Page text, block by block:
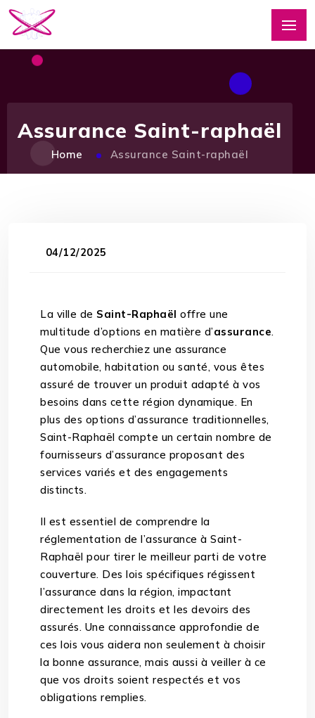
Assurance Saint-raphaël
Home Assurance Saint-raphaël
04/12/2025
La ville de Saint-Raphaël offre une
multitude d’options en matière d’assurance.
Que vous recherchiez une assurance
automobile, habitation ou santé, vous êtes
assuré de trouver un produit adapté à vos
besoins dans cette région dynamique. En
plus des options d’assurance traditionnelles,
Saint-Raphaël compte un certain nombre de
fournisseurs d’assurance proposant des
services variés et des engagements
distincts.
Il est essentiel de comprendre la
réglementation de l’assurance à Saint-
Raphaël pour tirer le meilleur parti de votre
couverture. Des lois spécifiques régissent
l’assurance dans la région, impactant
directement les droits et les devoirs des
assurés. Une connaissance approfondie de
ces lois vous aidera non seulement à choisir
la bonne assurance, mais aussi à veiller à ce
que vos droits soient respectés et vos
obligations remplies.